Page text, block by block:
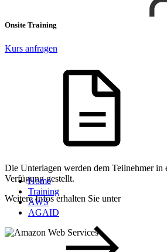
Onsite Training
Kurs anfragen
Die Unterlagen werden dem Teilnehmer in
Verfügung gestellt.
Weitere Infos erhalten Sie unter
Home
Training
AWS
AGAID